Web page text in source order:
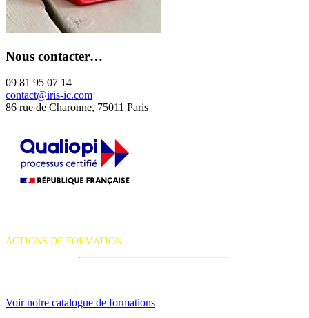
Nous contacter…
09 81 95 07 14
contact@iris-ic.com
86 rue de Charonne, 75011 Paris
ACTIONS DE FORMATION
Voir notre catalogue de formations